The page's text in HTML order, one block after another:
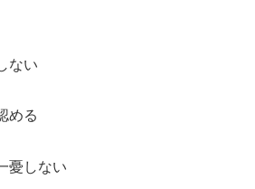
ない
める
憂しない